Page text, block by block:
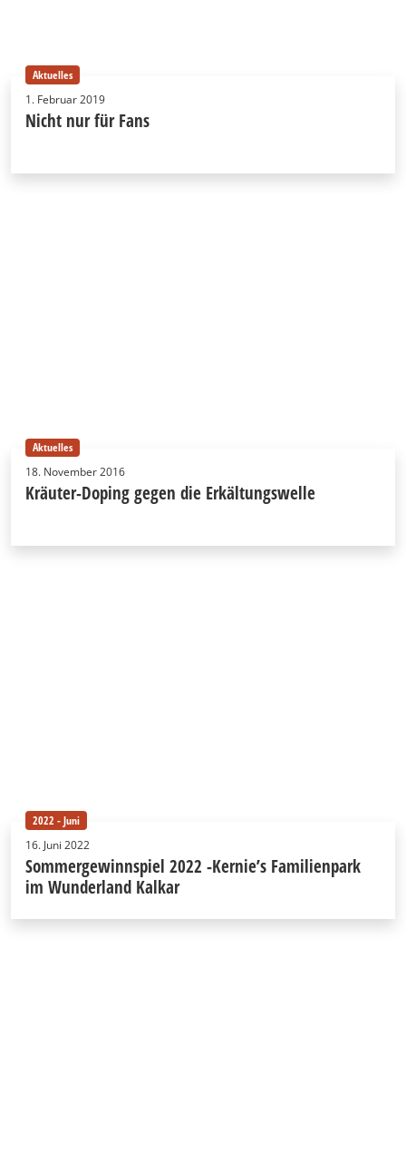
Aktuelles
1. Februar 2019
Nicht nur für Fans
Aktuelles
18. November 2016
Kräuter-Doping gegen die Erkältungswelle
2022 - Juni
16. Juni 2022
Sommergewinnspiel 2022 -Kernie’s Familienpark
im Wunderland Kalkar